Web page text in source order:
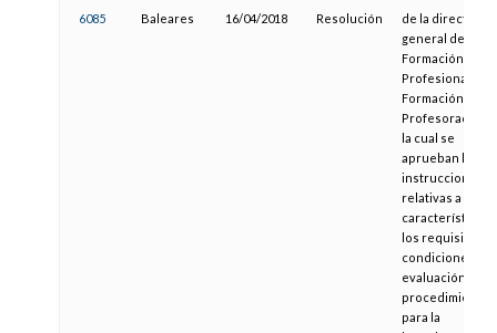
6085 Baleares 16/04/2018 Resolución
de la directora
general de
Formación
Profesional y
Formación del
Profesorado
la cual se
aprueban las
instrucciones
relativas a las
características,
los requisitos,
condiciones de
evaluación y el
procedimiento
para la